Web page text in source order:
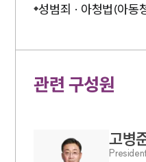
성범죄 · 아청법(아동
관련 구성원
고병